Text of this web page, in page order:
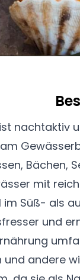
nachtaktiv
Bächen,
mit
im Süß- als
und
und andere